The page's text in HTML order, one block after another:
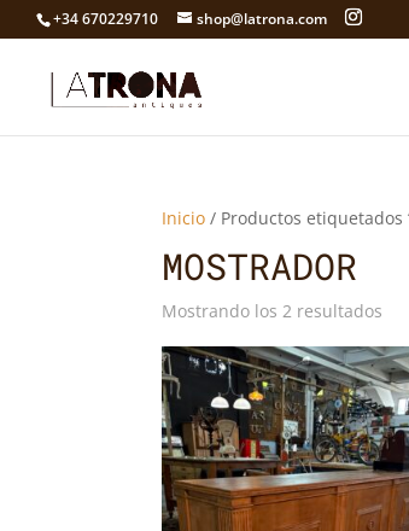
+34 670229710 shop@latrona.com
Inicio / Productos etiquetados
MOSTRADOR
Mostrando los 2 resultados